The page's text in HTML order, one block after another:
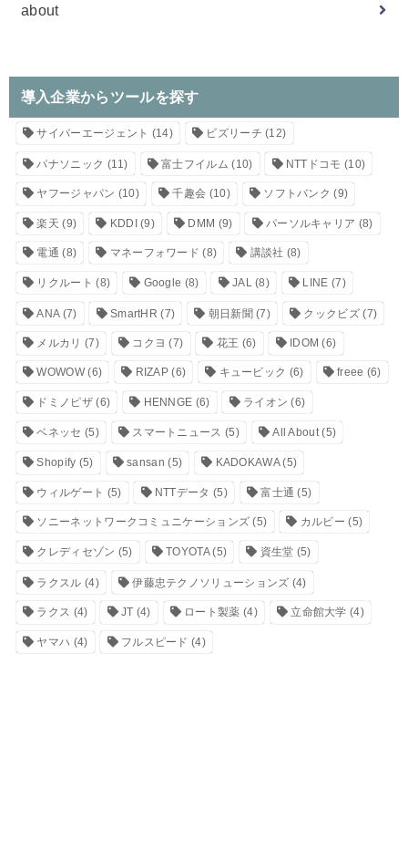
about
導入企業からツールを探す
サイバーエージェント (14) ビズリーチ (12)
パナソニック (11) 富士フイルム (10) NTTドコモ (10)
ヤフージャパン (10) 千趣会 (10) ソフトバンク (9)
楽天 (9) KDDI(9) DMM (9) パーソルキャリア (8)
電通 (8) マネーフォワード (8) 講談社 (8)
リクルート (8) Google (8) JAL(8) LINE (7)
ANA(7) SmartHR (7) 朝日新聞 (7) クックビズ(7)
メルカリ (7) コクヨ (7) 花王 (6) IDOM (6)
WOWOW(6) RIZAP (6) キュービック (6) freee (6)
ドミノピザ(6) HENNGE (6) ライオン (6)
ベネッセ (5) スマートニュース (5) All About(5)
Shopify (5) sansan (5) KADOKAWA(5)
ウィルゲート (5) NTTデータ (5) 富士通 (5)
ソニーネットワークコミュニケーションズ (5) カルビー (5)
クレディセゾン (5) TOYOTA(5) 資生堂 (5)
ラクスル (4) 伊藤忠テクノソリューションズ (4)
ラクス (4) JT (4) ロート製薬 (4) 立命館大学 (4)
ヤマハ (4) フルスピード (4)